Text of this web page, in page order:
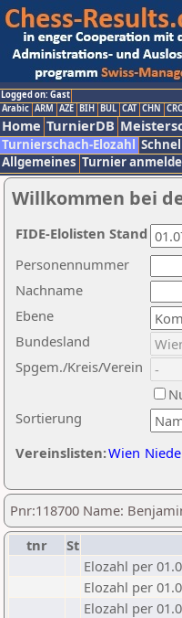
Logged on: Gast
Arabic ARM AZE BIH BUL CAT CHN
Home TurnierDB
Turnierschach-Elozahl
Allgemeines Turnier
Willkommen bei
Nachname
Ebene
Sortierung
Personennummer
Bundesland
Spgem./Kreis/Verein
Vereinslisten:Wien
FIDE-Elolisten Stand
Pnr:118700 Name:
tnr
St
Elozahl per
Elozahl per
Elozahl per